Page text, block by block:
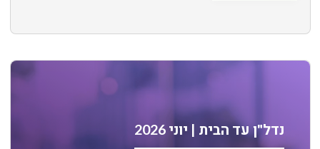
נדל"ן עד הבית | יוני 2026